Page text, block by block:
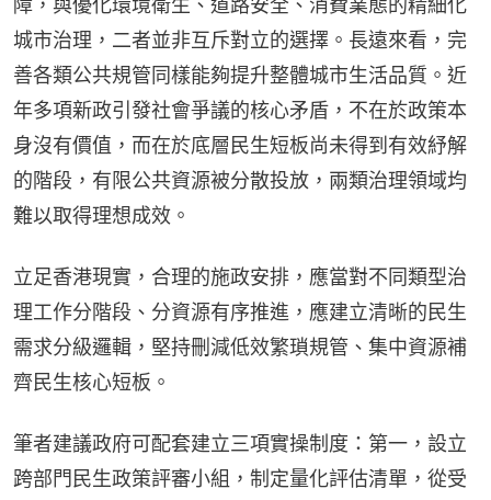
障，與優化環境衛生、道路安全、消費業態的精細化
城市治理，二者並非互斥對立的選擇。長遠來看，完
善各類公共規管同樣能夠提升整體城市生活品質。近
年多項新政引發社會爭議的核心矛盾，不在於政策本
身沒有價值，而在於底層民生短板尚未得到有效紓解
的階段，有限公共資源被分散投放，兩類治理領域均
難以取得理想成效。
立足香港現實，合理的施政安排，應當對不同類型治
理工作分階段、分資源有序推進，應建立清晰的民生
需求分級邏輯，堅持刪減低效繁瑣規管、集中資源補
齊民生核心短板。
筆者建議政府可配套建立三項實操制度：第一，設立
跨部門民生政策評審小組，制定量化評估清單，從受